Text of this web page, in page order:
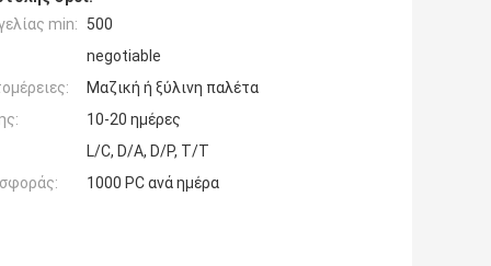
min:
500
negotiable
Μαζική ή ξύλινη παλέτα
10-20 ημέρες
L/C, D/A, D/P, T/T
1000 PC ανά ημέρα